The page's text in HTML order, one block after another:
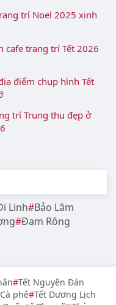
Linh Bảo Lâm
Đam Rông
trí Noel 2025 xinh
cafe trang trí Tết 2026
điểm chụp hình Tết
trí Trung thu đẹp ở
Tết Nguyên Đán
Cà phê Tết Dương Lịch